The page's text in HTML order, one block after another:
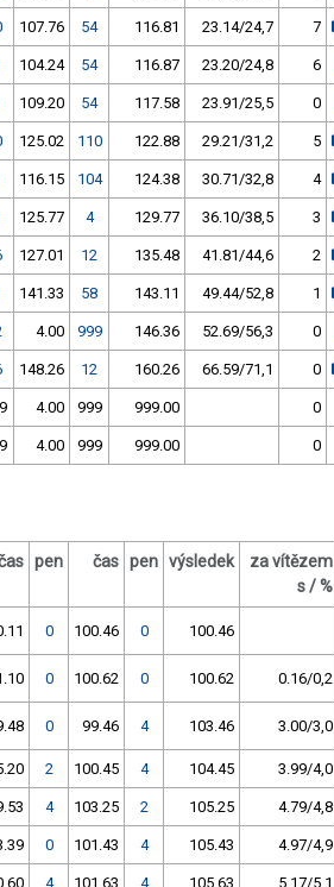
107.76 54 116.81 23.14/24,7 7
104.24 54 116.87 23.20/24,8 6
109.20 54 117.58 23.91/25,5 0
125.02 110 122.88 29.21/31,2 5
116.15 104 124.38 30.71/32,8 4
125.77 4 129.77 36.10/38,5 3
127.01 12 135.48 41.81/44,6 2
141.33 58 143.11 49.44/52,8 1
4.00 999 146.36 52.69/56,3 0
148.26 12 160.26 66.59/71,1 0
4.00 999 999.00 0
4.00 999 999.00 0
pen čas pen výsledek
za vítězem
s / %
0 100.46 0 100.46
0 100.62 0 100.62 0.16/0,2
0 99.46 4 103.46 3.00/3,0
2 100.45 4 104.45 3.99/4,0
4 103.25 2 105.25 4.79/4,8
0 101.43 4 105.43 4.97/4,9
4 101.63 4 105.63 5.17/5,1